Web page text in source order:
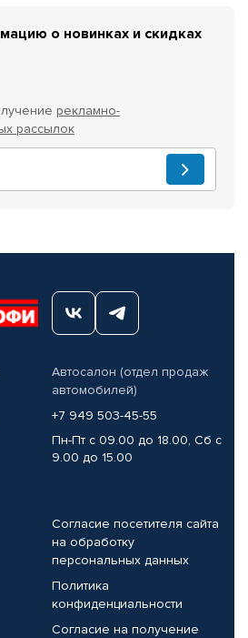
о новинках и скидках
рекламно-
рассылок
Автосалон (отдел продаж
автомобилей)
+7 949 503-45-55
Пн-Пт с 09.00 до 18.00, Сб с
9.00 до 15.00
Согласие посетителя сайта
на обработку
персональных данных
Политика
конфиденциальности
Согласие на получение